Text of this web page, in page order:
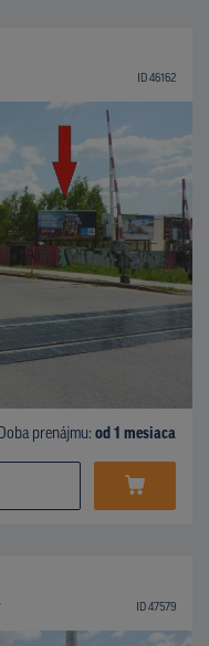
ID 46162
Doba prenájmu: od 1 mesiaca
ID 47579